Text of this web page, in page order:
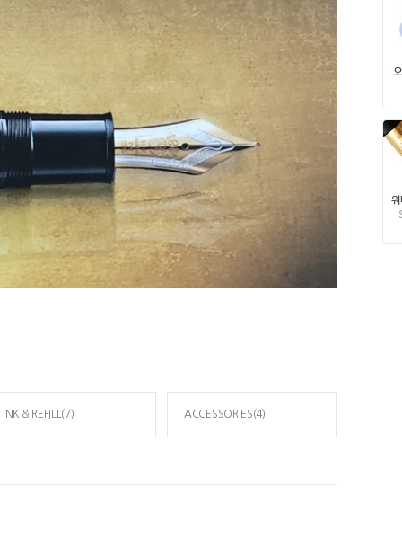
INK & REFILL(7) ACCESSORIES(4)